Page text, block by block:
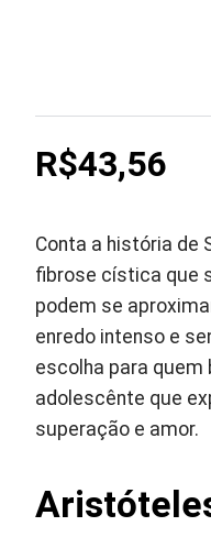
R$43,56
Conta a história de
fibrose cística que
podem se
enredo intenso e
escolha para quem
adolescênte que
superação e amor.